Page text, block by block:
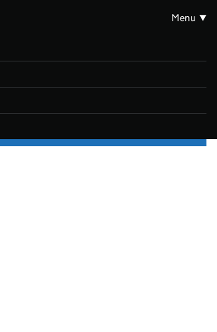
Menu